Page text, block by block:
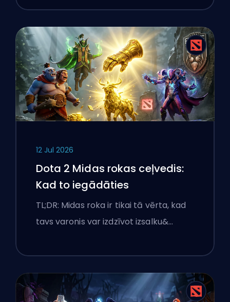
12 Jul 2026
Dota 2 Midas rokas ceļvedis:
Kad to iegādāties
TL;DR: Midas roka ir tikai tā vērta, kad
tavs varonis var izdzīvot izsalku&…